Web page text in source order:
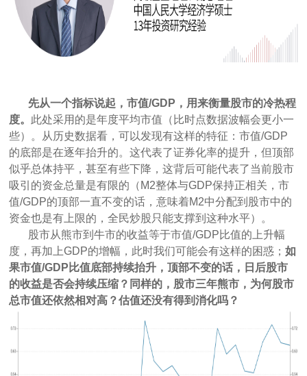
先从一个指标说起，市值/GDP，用来衡量股市的冷热程
度。 此处采用的是年度平均市值（比时点数据波幅会更小一
些）。从历史数据看，可以发现有这样的特征：市值/GDP
的底部是在逐年抬升的。这代表了证券化率的提升，但顶部
似乎总体持平，甚至有些下降，这背后可能代表了当前股市
吸引的资金总量是有限的（M2整体与GDP保持正相关，市
值/GDP的顶部一直不变的话，意味着M2中分配到股市中的
资金也是有上限的，全民炒股只能支撑到这种水平）。
股市从熊市到牛市的收益等于市值/GDP比值的上升幅
度，再加上GDP的增幅，此时我们可能会有这样的困惑；如
果市值/GDP比值底部持续抬升，顶部不变的话，日后股市
的收益是否会持续压缩？同样的，股市三年熊市，为何股市
总市值还依然相对高？估值还没有得到消化吗？